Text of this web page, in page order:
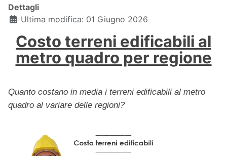
Dettagli
Ultima modifica: 01 Giugno 2026
Costo terreni edificabili al
metro quadro per regione
Quanto costano in media i terreni edificabili al metro
quadro al variare delle regioni?